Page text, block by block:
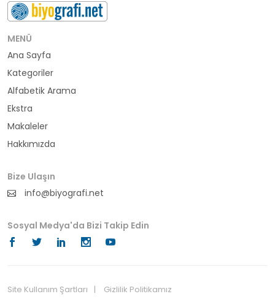
buluş
bürokrat
büyükelçi
cumhurbaşkanı
din adamı
doktor
fotoğrafçı
futbol
MENÜ
Ana Sayfa
Kategoriler
Alfabetik Arama
Ekstra
Makaleler
Hakkımızda
Bize Ulaşın
info@biyografi.net
Sosyal Medya'da Bizi Takip Edin
Site Kullanım Şartları
Gizlilik Politikamız